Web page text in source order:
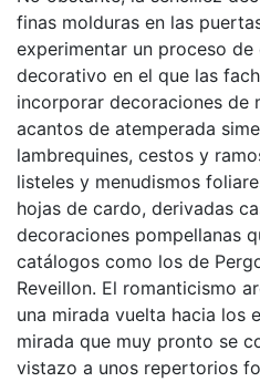
finas molduras en las
experimentar un proceso de
decorativo en el que las
incorporar decoraciones de
acantos de atemperada
lambrequines, cestos y
listeles y menudismos
hojas de cardo, derivadas
decoraciones pompellanas
catálogos como los de
Reveillon. El romanticismo
una mirada vuelta hacia los
mirada que muy pronto se
vistazo a unos repertorios